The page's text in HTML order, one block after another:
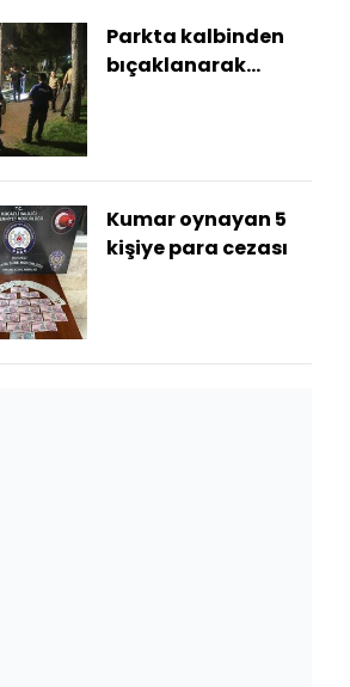
Parkta kalbinden
bıçaklanarak
Kumar oynayan 5
kişiye para cezası